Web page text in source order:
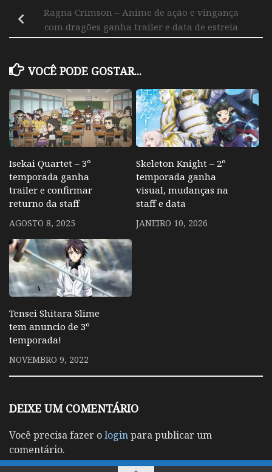
Ragna Crimson – Anime de ação e vingança
com dragões ganha trailer e data de estreia
VOCÊ PODE GOSTAR...
Isekai Quartet – 3º
temporada ganha
trailer e confirmar
returno da staff
AGOSTO 8, 2025
Skeleton Knight – 2º
temporada ganha
visual, mudanças na
staff e data
JANEIRO 10, 2026
Tensei Shitara Slime
tem anuncio de 3º
temporada!
NOVEMBRO 9, 2022
DEIXE UM COMENTÁRIO
Você precisa fazer ologinpara publicar um
comentário.